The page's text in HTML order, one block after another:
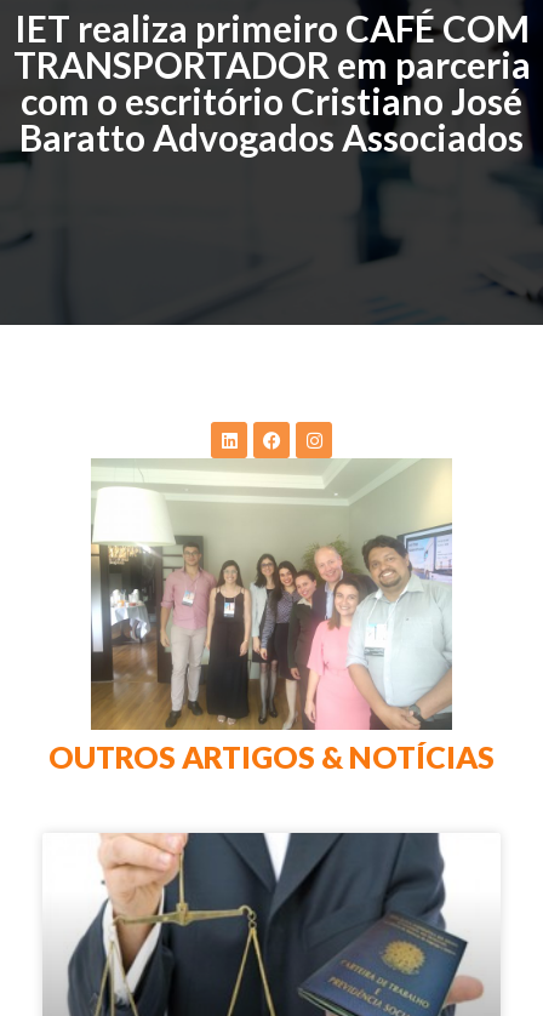
IET realiza primeiro CAFÉ COM
TRANSPORTADOR em parceria
com o escritório Cristiano José
Baratto Advogados Associados
OUTROS ARTIGOS & NOTÍCIAS